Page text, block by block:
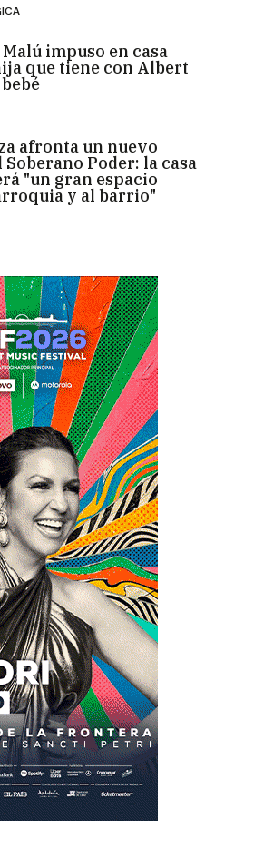
impuso en casa
que tiene con Albert
afronta un nuevo
Soberano Poder: la casa
"un gran espacio
y al barrio"